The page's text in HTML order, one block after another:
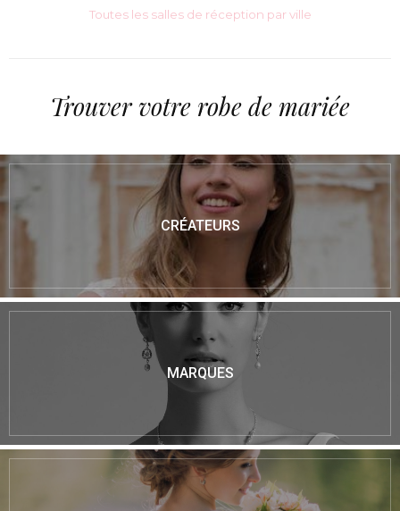
Toutes les salles de réception par ville
Trouver votre robe de mariée
CRÉATEURS
MARQUES